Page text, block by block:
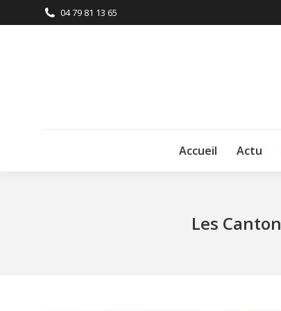
04 79 81 13 65
Accueil Actu
Les